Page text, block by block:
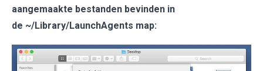
aangemaakte bestanden bevinden in
de ~/Library/LaunchAgents map: